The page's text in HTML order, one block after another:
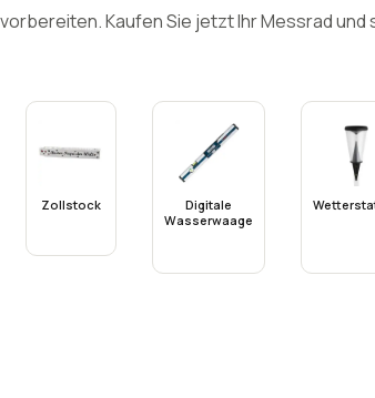
vorbereiten. Kaufen Sie jetzt Ihr Messrad
Zollstock
Digitale
Wasserwaage